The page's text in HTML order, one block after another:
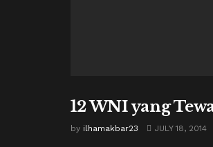
12 WNI yang
by ilhamakbar23 JULY 18, 2014